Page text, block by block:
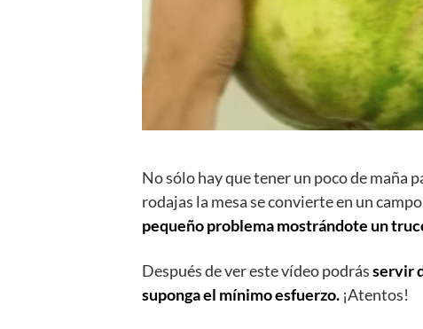
No sólo hay que tener un poco de maña
rodajas la mesa se convierte en un
pequeño problema mostrándote un
Después de ver este vídeo podrásservir
suponga el mínimo esfuerzo. ¡Atentos!